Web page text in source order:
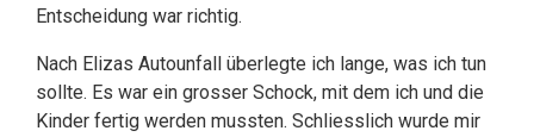
Entscheidung war richtig.
Nach Elizas Autounfall überlegte ich lange, was ich tun
sollte. Es war ein grosser Schock, mit dem ich und die
Kinder fertig werden mussten. Schliesslich wurde mir